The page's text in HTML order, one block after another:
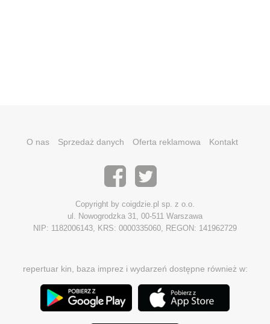
O nas Sprzedaż danych Oferta reklamowa Kontakt
Copyright by coigdzie.pl sp. z o.o.
ul. Nowogrodzka 31, 00-511 Warszawa
NIP: 1182006143, KRS: 0000335060, REGON: 141962729
repertuar kin, baza imprez i wydarzeń dostępne również w: